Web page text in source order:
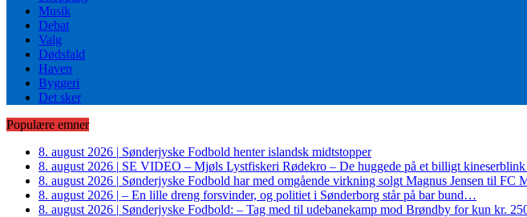
Musik
Debat
Valg
Dødsfald
Haven
Byggeri
Det sker
Populære emner
8. august 2026 | Sønderjyske Fodbold henter islandsk midtstopper
8. august 2026 | SE VIDEO – Mjøls Lystfiskeri Rødekro – De huggede på et billigt kineserblink
8. august 2026 | Sønderjyske Fodbold har med omgående virkning solgt Magnus Jensen til FC
8. august 2026 | – En lille dreng forsvinder, og politiet i Sønderborg står på bar bund…
8. august 2026 | Sønderjyske Fodbold: – Tag med til udebanekamp mod Brøndby for kun kr.